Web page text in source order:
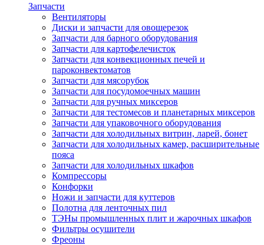
Запчасти
Вентиляторы
Диски и запчасти для овощерезок
Запчасти для барного оборудования
Запчасти для картофелечисток
Запчасти для конвекционных печей и
пароконвектоматов
Запчасти для мясорубок
Запчасти для посудомоечных машин
Запчасти для ручных миксеров
Запчасти для тестомесов и планетарных миксеров
Запчасти для упаковочного оборудования
Запчасти для холодильных витрин, ларей, бонет
Запчасти для холодильных камер, расширительные
пояса
Запчасти для холодильных шкафов
Компрессоры
Конфорки
Ножи и запчасти для куттеров
Полотна для ленточных пил
ТЭНы промышленных плит и жарочных шкафов
Фильтры осушители
Фреоны